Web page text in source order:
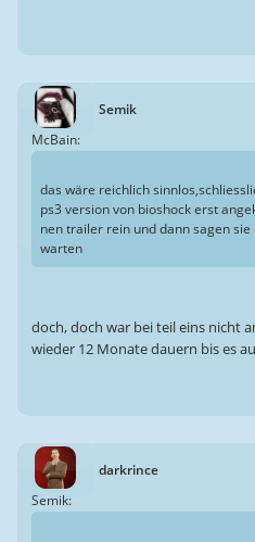
Semik
McBain:
das wäre reichlich
ps3 version von bioshock erst
nen trailer rein und dann sagen
warten
doch, doch war bei teil eins nicht
wieder 12 Monate dauern bis es
darkrince
Semik: